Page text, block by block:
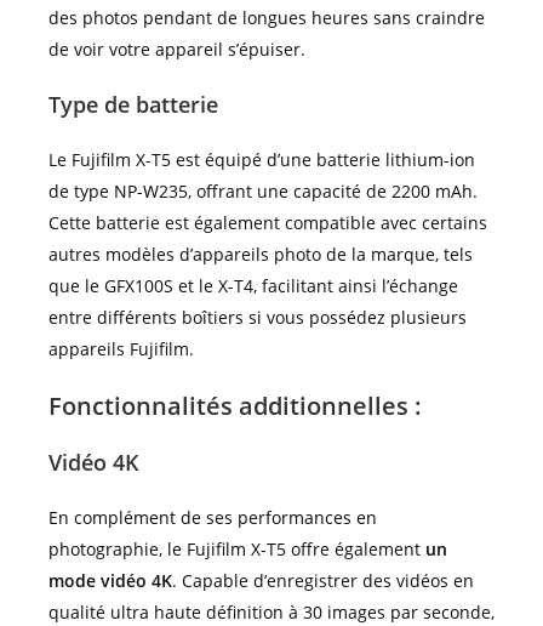
des photos pendant de longues heures sans craindre
de voir votre appareil s’épuiser.
Type de batterie
Le Fujifilm X-T5 est équipé d’une batterie lithium-ion
de type NP-W235, offrant une capacité de 2200 mAh.
Cette batterie est également compatible avec certains
autres modèles d’appareils photo de la marque, tels
que le GFX100S et le X-T4, facilitant ainsi l’échange
entre différents boîtiers si vous possédez plusieurs
appareils Fujifilm.
Fonctionnalités additionnelles :
Vidéo 4K
En complément de ses performances en
photographie, le Fujifilm X-T5 offre également un
mode vidéo 4K. Capable d’enregistrer des vidéos en
qualité ultra haute définition à 30 images par seconde,